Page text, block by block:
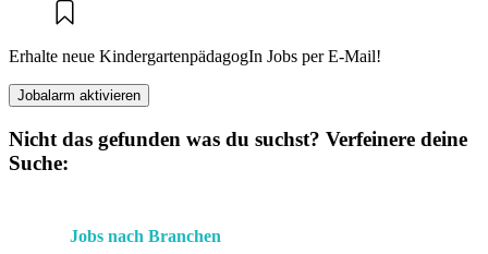
Erhalte neue KindergartenpädagogIn Jobs per E-Mail!
Jobalarm aktivieren
Nicht das gefunden was du suchst? Verfeinere deine
Suche:
Jobs nach Branchen